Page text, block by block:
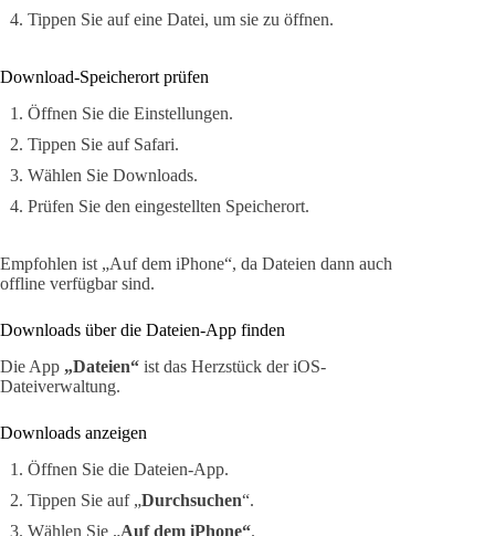
Tippen Sie auf eine Datei, um sie zu öffnen.
Download-Speicherort prüfen
Öffnen Sie die Einstellungen.
Tippen Sie auf Safari.
Wählen Sie Downloads.
Prüfen Sie den eingestellten Speicherort.
Empfohlen ist „Auf dem iPhone“, da Dateien dann auch
offline verfügbar sind.
Downloads über die Dateien-App finden
Die App „Dateien“ ist das Herzstück der iOS-
Dateiverwaltung.
Downloads anzeigen
Öffnen Sie die Dateien-App.
Tippen Sie auf „Durchsuchen“.
Wählen Sie „Auf dem iPhone“.